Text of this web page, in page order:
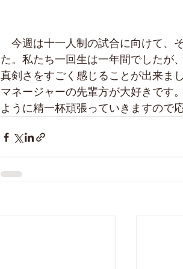
今週は十一人制の試合に向けて、
た。私たち一回生は一年間でしたが
真剣さをすごく感じることが出来ま
マネージャーの先輩方が大好きです
ように精一杯頑張っていきますので